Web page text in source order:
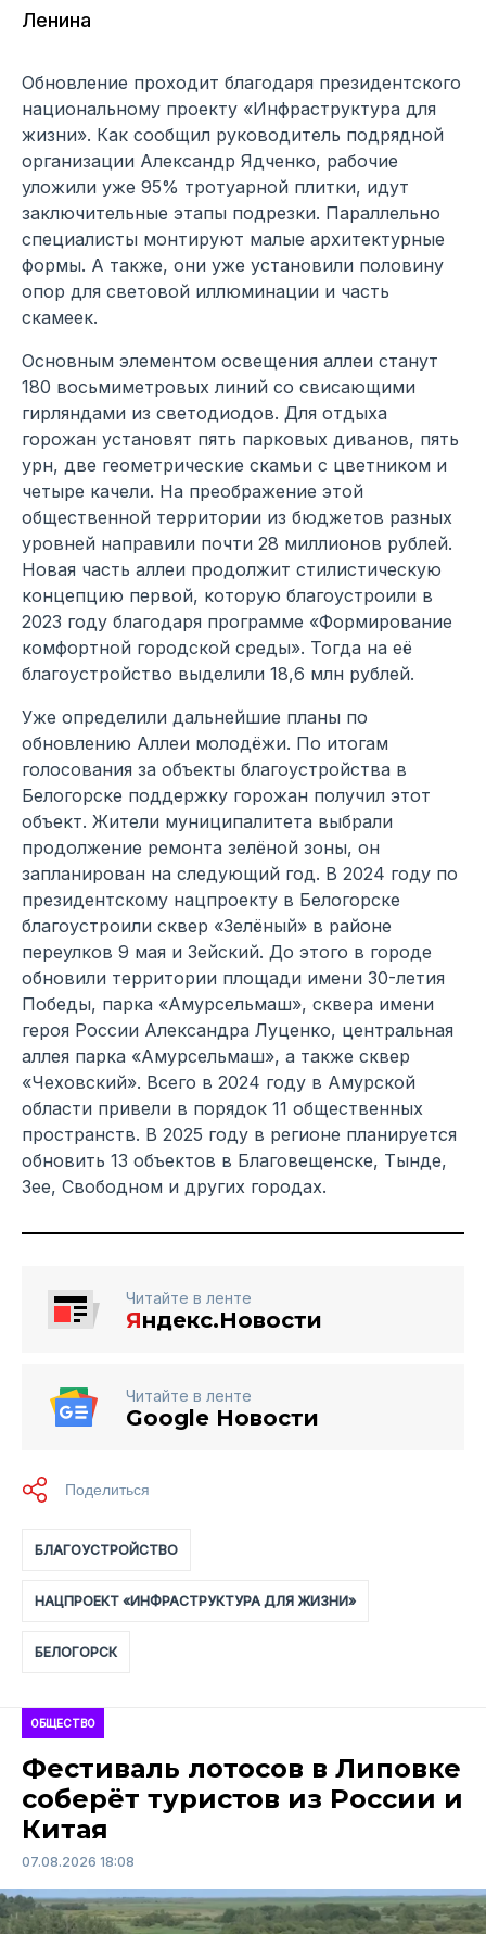
Ленина
Обновление проходит благодаря президентского
национальному проекту «Инфраструктура для
жизни». Как сообщил руководитель подрядной
организации Александр Ядченко, рабочие
уложили уже 95% тротуарной плитки, идут
заключительные этапы подрезки. Параллельно
специалисты монтируют малые архитектурные
формы. А также, они уже установили половину
опор для световой иллюминации и часть
скамеек.
Основным элементом освещения аллеи станут
180 восьмиметровых линий со свисающими
гирляндами из светодиодов. Для отдыха
горожан установят пять парковых диванов, пять
урн, две геометрические скамьи с цветником и
четыре качели. На преображение этой
общественной территории из бюджетов разных
уровней направили почти 28 миллионов рублей.
Новая часть аллеи продолжит стилистическую
концепцию первой, которую благоустроили в
2023 году благодаря программе «Формирование
комфортной городской среды». Тогда на её
благоустройство выделили 18,6 млн рублей.
Уже определили дальнейшие планы по
обновлению Аллеи молодёжи. По итогам
голосования за объекты благоустройства в
Белогорске поддержку горожан получил этот
объект. Жители муниципалитета выбрали
продолжение ремонта зелёной зоны, он
запланирован на следующий год. В 2024 году по
президентскому нацпроекту в Белогорске
благоустроили сквер «Зелёный» в районе
переулков 9 мая и Зейский. До этого в городе
обновили территории площади имени 30-летия
Победы, парка «Амурсельмаш», сквера имени
героя России Александра Луценко, центральная
аллея парка «Амурсельмаш», а также сквер
«Чеховский». Всего в 2024 году в Амурской
области привели в порядок 11 общественных
пространств. В 2025 году в регионе планируется
обновить 13 объектов в Благовещенске, Тынде,
Зее, Свободном и других городах.
Читайте в ленте
Яндекс.Новости
Читайте в ленте
Google Новости
БЛАГОУСТРОЙСТВО
НАЦПРОЕКТ «ИНФРАСТРУКТУРА ДЛЯ ЖИЗНИ»
БЕЛОГОРСК
ОБЩЕСТВО
Фестиваль лотосов в Липовке
соберёт туристов из России и
Китая
07.08.2026 18:08